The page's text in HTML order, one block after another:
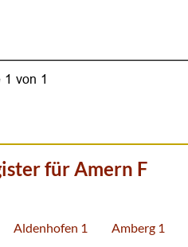

für Amern F
Aldenhofen 1 Amberg 1